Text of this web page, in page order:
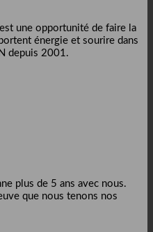
une opportunité de faire la
énergie et sourire dans
depuis 2001.
plus de 5 ans avec nous.
que nous tenons nos